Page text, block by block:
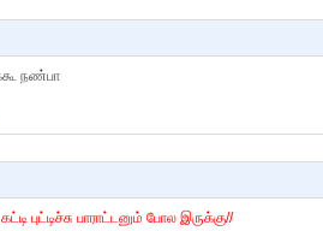
நண்பா
புட்டிச்சு பாராட்டனும் போல இருக்கு//